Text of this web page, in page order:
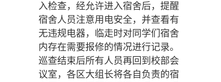
入检查， 经允许进入宿舍后，提醒
宿舍人员注意用电安全，并查看有
无违规电器，临走时对同学们宿舍
内存在需要报修的情况进行记录。
巡查结束后所有人员再回到校部会
议室， 各区大组长将各自负责的宿